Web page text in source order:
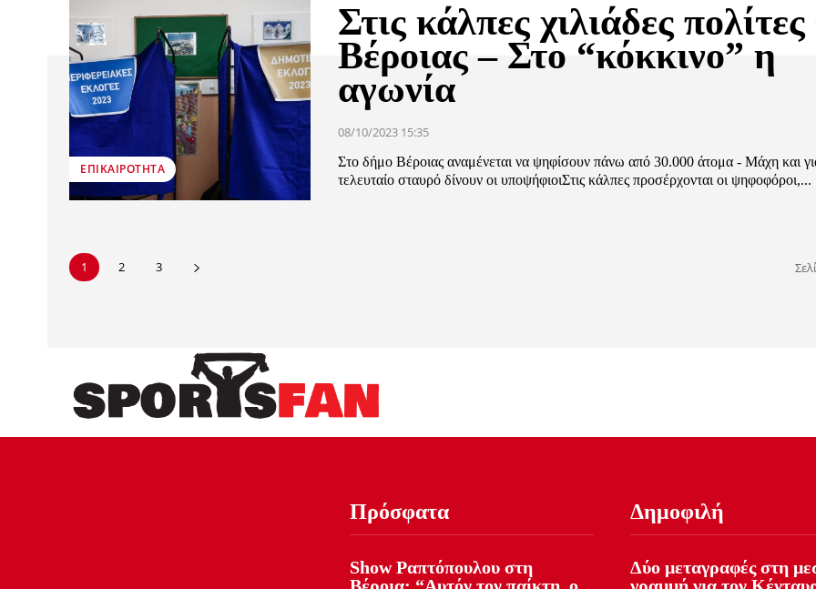
ΕΠΙΚΑΙΡΌΤΗΤΑ
Στις κάλπες χιλιάδες
Βέροιας – Στο “κόκκινο” η
αγωνία
08/10/2023 15:35
Στο δήμο Βέροιας αναμένεται να ψηφίσουν πάνω από 30.000 άτομα - Μάχη και
τελευταίο σταυρό δίνουν οι υποψήφιοιΣτις κάλπες προσέρχονται οι ψηφοφόροι,...
1 2 3
Πρόσφατα
Show Ραπτόπουλου στη
Δημοφιλή
Δύο μεταγραφές στη